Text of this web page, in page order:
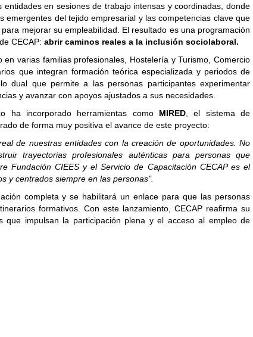
en sesiones de trabajo intensas y coordinadas, donde
emergentes del tejido empresarial y las competencias clave que
mejorar su empleabilidad. El resultado es una programación
CECAP: abrir caminos reales a la inclusión sociolaboral.
varias familias profesionales, Hostelería y Turismo, Comercio
que integran formación teórica especializada y periodos de
dual que permite a las personas participantes experimentar
y avanzar con apoyos ajustados a sus necesidades.
ha incorporado herramientas como MIRED , el sistema de
de forma muy positiva el avance de este proyecto:
de nuestras entidades con la creación de oportunidades. No
trayectorias profesionales auténticas para personas que
Fundación CIEES y el Servicio de Capacitación CECAP es el
y centrados siempre en las personas".
completa y se habilitará un enlace para que las personas
formativos. Con este lanzamiento, CECAP reafirma su
que impulsan la participación plena y el acceso al empleo de